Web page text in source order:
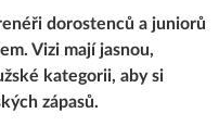
dorostenců a juniorů
Vizi mají jasnou,
kategorii, aby si
zápasů.